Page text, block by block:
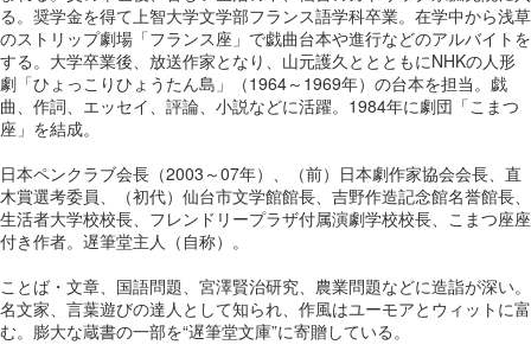
る。奨学金を得て上智大学文学部フランス語学科卒業。在学中から浅草
のストリップ劇場「フランス座」で戯曲台本や進行などのアルバイトを
する。大学卒業後、放送作家となり、山元護久ととともにNHKの人形
劇「ひょっこりひょうたん島」（1964～1969年）の台本を担当。戯
曲、作詞、エッセイ、評論、小説などに活躍。1984年に劇団「こまつ
座」を結成。
日本ペンクラブ会長（2003～07年）、（前）日本劇作家協会会長、直
木賞選考委員、（初代）仙台市文学館館長、吉野作造記念館名誉館長、
生活者大学校校長、フレンドリープラザ付属演劇学校校長、こまつ座座
付き作者。遅筆堂主人（自称）。
ことば・文章、国語問題、宮澤賢治研究、農業問題などに造詣が深い。
名文家、言葉遊びの達人として知られ、作風はユーモアとウィットに富
む。膨大な蔵書の一部を“遅筆堂文庫”に寄贈している。